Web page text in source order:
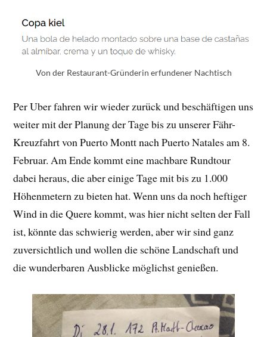
Von der Restaurant-Gründerin erfundener Nachtisch
Per Uber fahren wir wieder zurück und beschäftigen uns
weiter mit der Planung der Tage bis zu unserer Fähr-
Kreuzfahrt von Puerto Montt nach Puerto Natales am 8.
Februar. Am Ende kommt eine machbare Rundtour
dabei heraus, die aber einige Tage mit bis zu 1.000
Höhenmetern zu bieten hat. Wenn uns da noch heftiger
Wind in die Quere kommt, was hier nicht selten der Fall
ist, könnte das schwierig werden, aber wir sind ganz
zuversichtlich und wollen die schöne Landschaft und
die wunderbaren Ausblicke möglichst genießen.